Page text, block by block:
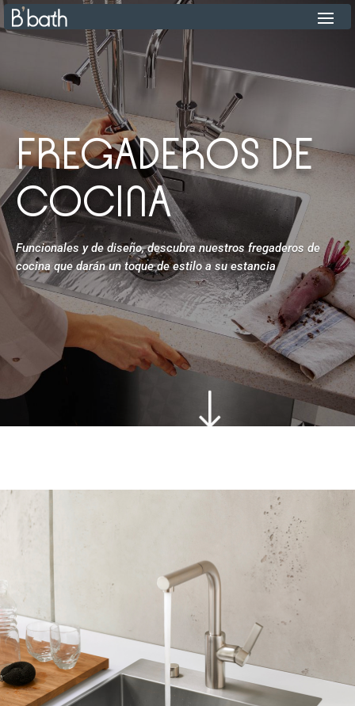
FREGADEROS DE
COCINA
Funcionales y de diseño, descubra nuestros fregaderos de
cocina que darán un toque de estilo a su estancia